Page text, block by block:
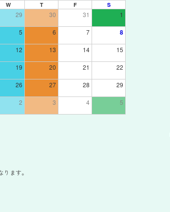
W T F S
29 30 31 1
5 6 7 8
12 13 14 15
19 20 21 22
26 27 28 29
2 3 4 5
ます。